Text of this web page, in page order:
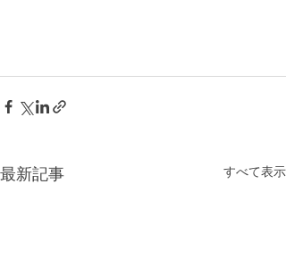
最新記事 すべて表示